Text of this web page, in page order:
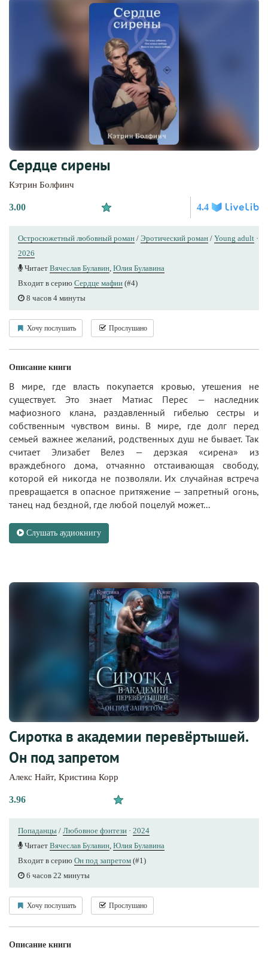
Сердце сирены
Кэтрин Болфинч
3.00 4.4
Остросюжетный любовный роман / Эротический роман / Young adult ·
2026
Читает Вячеслав Булавин Юлия Булавина
Входит в серию Сердце мафии (#4)
8 часов 4 минуты
Хочу послушать Прослушано
Описание книги
В мире, где власть покупается кровью, утешения не
существует. Это знает Матиас Перес — наследник
мафиозного клана, раздавленный гибелью сестры и
собственным чувством вины. В мире, где долг перед
семьей важнее желаний, родственных душ не бывает. Так
считает Элизабет Велез — дерзкая «сирена» из
враждебного дома, отчаянно отстаивающая свободу,
которой ей никогда не позволяли. Их случайная встреча
превращается в опасное притяжение — запретный огонь,
танец над бездной, где любой поцелуй может...
Слушать аудиокнигу
Сиротка в академии перевёртышей.
Он под запретом
Алекс Найт, Кристина Корр
3.96
Попаданцы / Любовное фэнтези · 2024
Читает Вячеслав Булавин, Юлия Булавина
Входит в серию Он под запретом (#1)
6 часов 22 минуты
Хочу послушать Прослушано
Описание книги